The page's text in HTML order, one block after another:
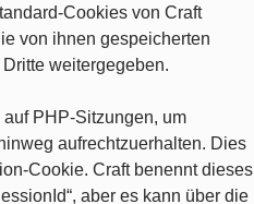
Cookies von Craft
von ihnen gespeicherten
weitergegeben.
auf PHP-Sitzungen, um
aufrechtzuerhalten. Dies
Cookie. Craft benennt dieses
aber es kann über die